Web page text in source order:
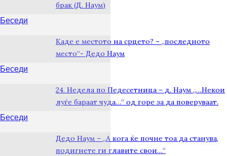
Беседи
Беседи
брак (Д. Наум)
Беседи
Каде е местото на срцето? – „последното
место“- Дедо Наум
24. Недела по Педесетница – д. Наум „…Некои
луѓе бараат чуда…“ од горе за да поверуваат.
Дедо Наум – „А кога ќе почне тоа да станува,
подигнете ги главите свои…“